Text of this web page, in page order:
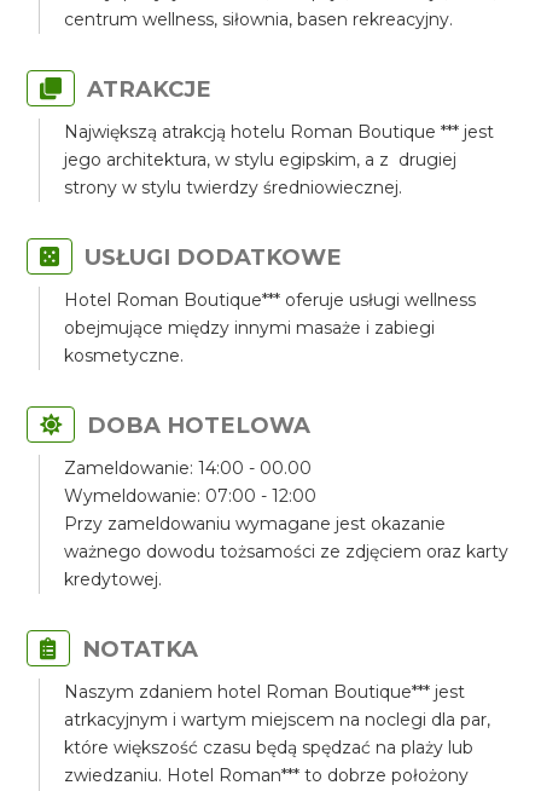
centrum wellness, siłownia, basen rekreacyjny.
ATRAKCJE
Największą atrakcją hotelu Roman Boutique *** jest
jego architektura, w stylu egipskim, a z drugiej
strony w stylu twierdzy średniowiecznej.
USŁUGI DODATKOWE
Hotel Roman Boutique*** oferuje usługi wellness
obejmujące między innymi masaże i zabiegi
kosmetyczne.
DOBA HOTELOWA
Zameldowanie: 14:00 - 00.00
Wymeldowanie: 07:00 - 12:00
Przy zameldowaniu wymagane jest okazanie
ważnego dowodu tożsamości ze zdjęciem oraz karty
kredytowej.
NOTATKA
Naszym zdaniem hotel Roman Boutique*** jest
atrkacyjnym i wartym miejscem na noclegi dla par,
które większość czasu będą spędzać na plaży lub
zwiedzaniu. Hotel Roman*** to dobrze położony